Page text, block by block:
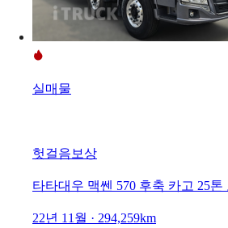
실매물
헛걸음보상
타타대우 맥쎈 570 후축 카고 25톤
22년 11월 · 294,259km